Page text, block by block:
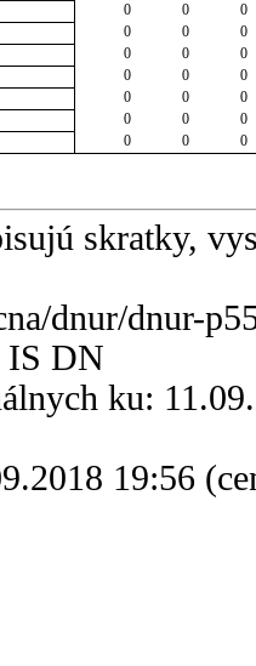
0 0
0
0 0
0
0 0
0
0 0
0
0 0
0
0 0
0
0 0 0
skratky,
dnur/dnur-
IS DN
ku:
19:56